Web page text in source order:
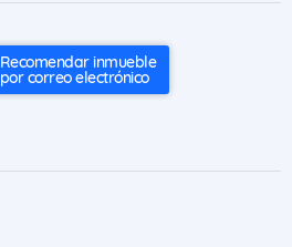
Recomendar inmueble
por correo electrónico